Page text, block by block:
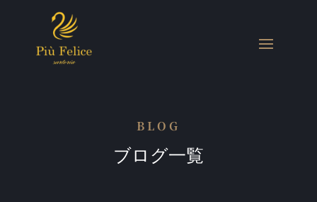
BLOG
ブログ一覧